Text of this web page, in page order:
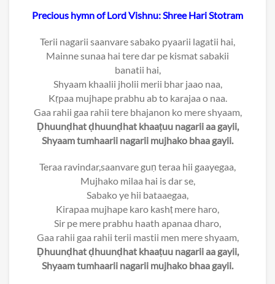
Precious hymn of Lord Vishnu: Shree Hari Stotram
Terii nagarii saanvare sabako pyaarii lagatii hai,
Mainne sunaa hai tere dar pe kismat sabakii
banatii hai,
Shyaam khaalii jholii merii bhar jaao naa,
Kṛpaa mujhape prabhu ab to karajaa o naa.
Gaa rahii gaa rahii tere bhajanon ko mere shyaam,
Ḍhuunḍhat ḍhuunḍhat khaaṭuu nagarii aa gayii,
Shyaam tumhaarii nagarii mujhako bhaa gayii.
Teraa ravindar,saanvare guṇ teraa hii gaayegaa,
Mujhako milaa hai is dar se,
Sabako ye hii bataaegaa,
Kirapaa mujhape karo kashṭ mere haro,
Sir pe mere prabhu haath apanaa dharo,
Gaa rahii gaa rahii terii mastii men mere shyaam,
Ḍhuunḍhat ḍhuunḍhat khaaṭuu nagarii aa gayii,
Shyaam tumhaarii nagarii mujhako bhaa gayii.